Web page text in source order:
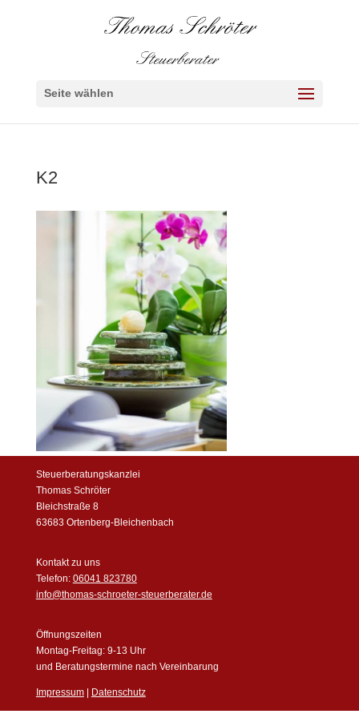
Seite wählen
K2
Steuerberatungskanzlei
Thomas Schröter
Bleichstraße 8
63683 Ortenberg-Bleichenbach
Kontakt zu uns
Telefon: 06041 823780
info@thomas-schroeter-steuerberater.de
Öffnungszeiten
Montag-Freitag: 9-13 Uhr
und Beratungstermine nach Vereinbarung
Impressum| Datenschutz